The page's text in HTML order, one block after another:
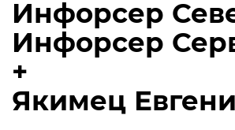
Инфорсер
Инфорсер
+
Якимец